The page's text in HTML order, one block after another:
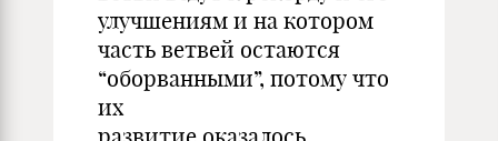
улучшениям и на котором
часть ветвей остаются
“оборванными”, потому что
их